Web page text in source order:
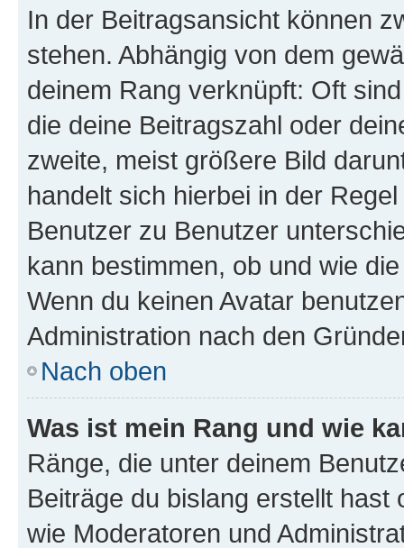
In der Beitragsansicht können
stehen. Abhängig von dem
deinem Rang verknüpft: Oft
die deine Beitragszahl oder
zweite, meist größere Bild
handelt sich hierbei in der
Benutzer zu Benutzer
kann bestimmen, ob und wie
Wenn du keinen Avatar
Administration nach den
Nach oben
Was ist mein Rang und wie
Ränge, die unter deinem
Beiträge du bislang erstellt
wie Moderatoren und